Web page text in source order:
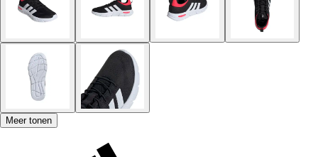
Meer tonen